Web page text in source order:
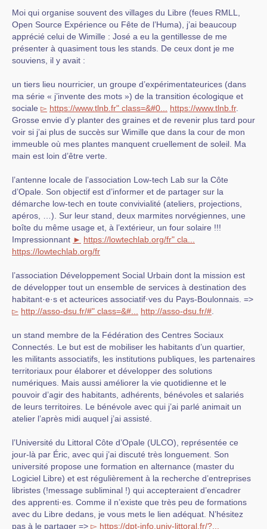
Moi qui organise souvent des villages du Libre (feues RMLL,
Open Source Expérience ou Fête de l’Huma), j’ai beaucoup
apprécié celui de Wimille : José a eu la gentillesse de me
présenter à quasiment tous les stands. De ceux dont je me
souviens, il y avait :
un tiers lieu nourricier, un groupe d’expérimentateurices (dans
ma série « j’invente des mots ») de la transition écologique et
sociale ▻ https://www.tlnb.fr" class=&#0... https://www.tlnb.fr.
Grosse envie d’y planter des graines et de revenir plus tard pour
voir si j’ai plus de succès sur Wimille que dans la cour de mon
immeuble où mes plantes manquent cruellement de soleil. Ma
main est loin d’être verte.
l’antenne locale de l’association Low-tech Lab sur la Côte
d’Opale. Son objectif est d’informer et de partager sur la
démarche low-tech en toute convivialité (ateliers, projections,
apéros, …). Sur leur stand, deux marmites norvégiennes, une
boîte du même usage et, à l’extérieur, un four solaire !!!
Impressionnant ► https://lowtechlab.org/fr" cla...
https://lowtechlab.org/fr
l’association Développement Social Urbain dont la mission est
de développer tout un ensemble de services à destination des
habitant·e·s et acteurices associatif·ves du Pays-Boulonnais. =>
▻ http://asso-dsu.fr/#" class=&#... http://asso-dsu.fr/#
un stand membre de la Fédération des Centres Sociaux
Connectés. Le but est de mobiliser les habitants d’un quartier,
les militants associatifs, les institutions publiques, les partenaires
territoriaux pour élaborer et développer des solutions
numériques. Mais aussi améliorer la vie quotidienne et le
pouvoir d’agir des habitants, adhérents, bénévoles et salariés
de leurs territoires. Le bénévole avec qui j’ai parlé animait un
atelier l’après midi auquel j’ai assisté.
l’Université du Littoral Côte d’Opale (ULCO), représentée ce
jour-là par Éric, avec qui j’ai discuté très longuement. Son
université propose une formation en alternance (master du
Logiciel Libre) et est régulièrement à la recherche d’entreprises
libristes (!message subliminal !) qui accepteraient d’encadrer
des apprenti·es. Comme il n’existe que très peu de formations
avec du Libre dedans, je vous mets le lien adéquat. N’hésitez
pas à le partager => ▻ https://dpt-info.univ-littoral.fr/?...